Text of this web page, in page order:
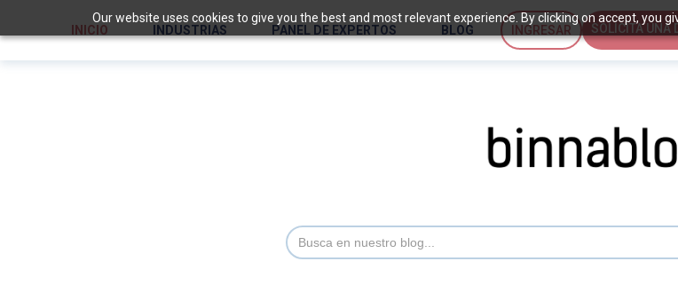
Our website uses cookies to give you the best and most relevant experience. By clicking on accept, you
INICIO INDUSTRIAS PANEL DE EXPERTOS BLOG INGRESAR SOLICITA UNA